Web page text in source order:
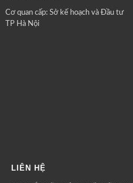
Cơ quan cấp: Sở kế hoạch và Đầu tư
TP Hà Nội
LIÊN HỆ